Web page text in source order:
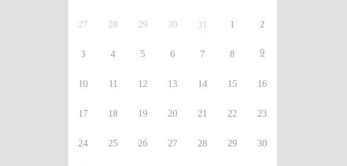
27 28 29 30 31 1 2
3 4 5 6 7 8 9
10 11 12 13 14 15 16
17 18 19 20 21 22 23
24 25 26 27 28 29 30